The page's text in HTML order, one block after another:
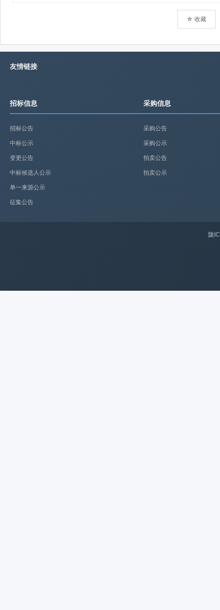
☆ 收藏
友情链接
招标信息
招标公告
中标公示
变更公告
中标候选人公示
单一来源公示
征集公告
采购信息
采购公告
采购公示
拍卖公告
拍卖公示
陇